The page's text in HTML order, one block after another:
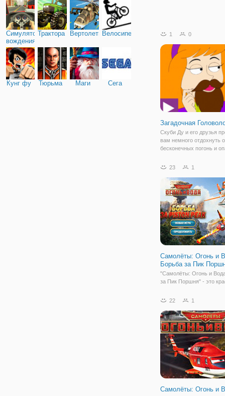
Симулятор
вождения
Трактора ВертолетыВелосипед
Кунг фу Тюрьма Маги Сега
1 0
Загадочная
Скуби Ду и его друзья
вам немного отдохнуть
бесконечных погонь и
приготовили для вас
Головоломка", которая
вам одновременно
23 1
Самолёты: Огонь и
Борьба за Пик
"Самолёты: Огонь и
за Пик Поршня" - это
увлекательным
важную операцию по
леса от пожара.
22 1
Самолёты: Огонь и